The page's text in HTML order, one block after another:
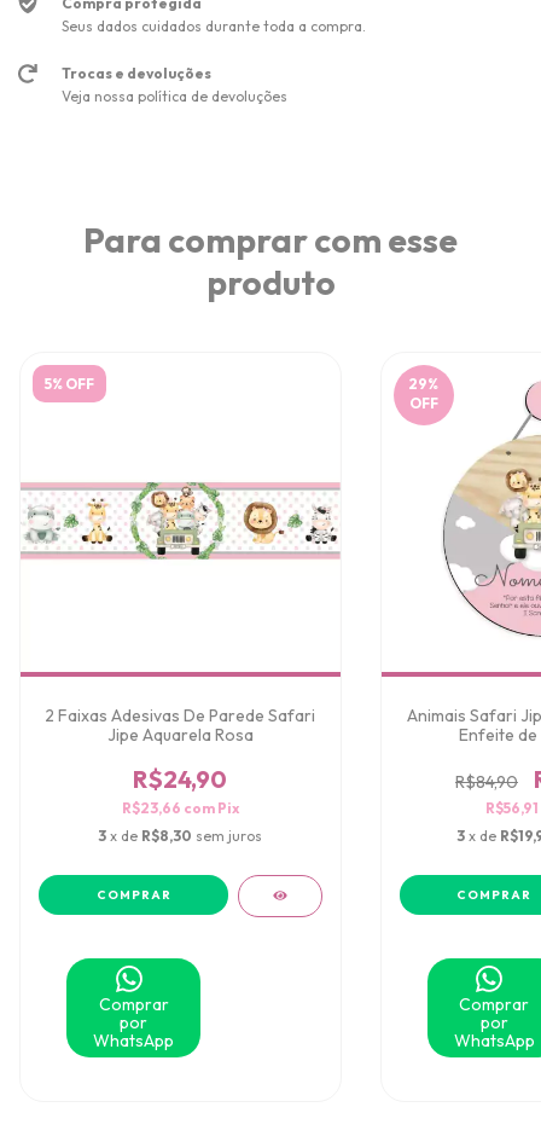
Seus dados cuidados durante toda a compra.
Trocas e devoluções
Veja nossa política de devoluções
Para comprar com esse
produto
5% OFF
2 Faixas Adesivas De Parede Safari
Jipe Aquarela Rosa
R$24,90
R$23,66 com Pix
3 x de R$8,30 sem juros
Comprar
por
WhatsApp
29%
OFF
Animais Safari
Enfeite de
R$84,90
R$56,91
3 x de
Comprar
por
WhatsApp